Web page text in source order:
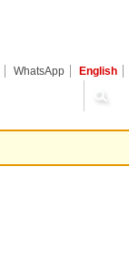
WhatsApp English